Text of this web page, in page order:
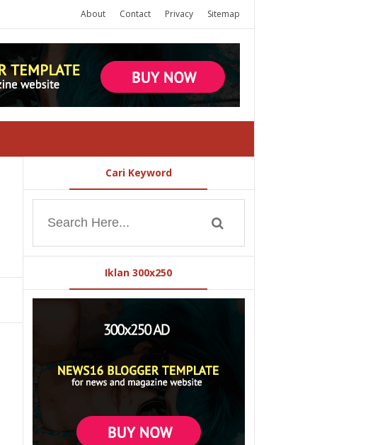
About Contact Privacy Sitemap
Cari Keyword
Iklan 300x250